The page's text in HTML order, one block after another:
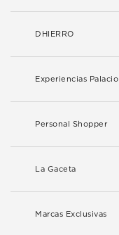
DHIERRO
Experiencias Palacio
Personal Shopper
La Gaceta
Marcas Exclusivas